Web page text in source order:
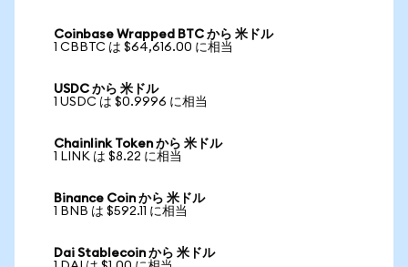
Coinbase Wrapped BTC から 米ドル
1 CBBTC は $64,616.00 に相当
USDC から 米ドル
1 USDC は $0.9996 に相当
Chainlink Token から 米ドル
1 LINK は $8.22 に相当
Binance Coin から 米ドル
1 BNB は $592.11 に相当
Dai Stablecoin から 米ドル